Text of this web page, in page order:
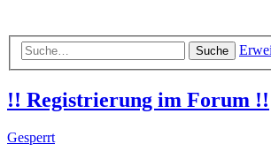
Suche
!! Registrierung im Forum !!
Gesperrt